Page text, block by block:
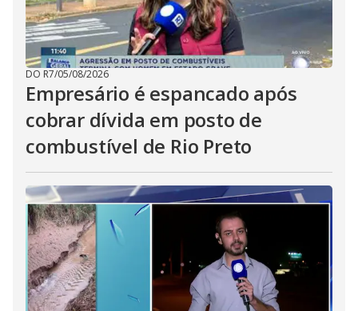
DO R7/05/08/2026
Empresário é espancado após
cobrar dívida em posto de
combustível de Rio Preto